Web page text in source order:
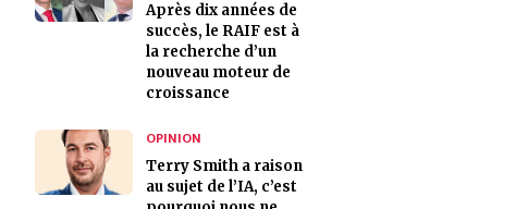
Après dix années de
succès, le RAIF est à
la recherche d’un
nouveau moteur de
croissance
OPINION
Terry Smith a raison
au sujet de l’IA, c’est